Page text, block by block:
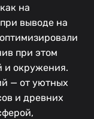
на
выводе на
при этом
и окружения.
— от уютных
и древних